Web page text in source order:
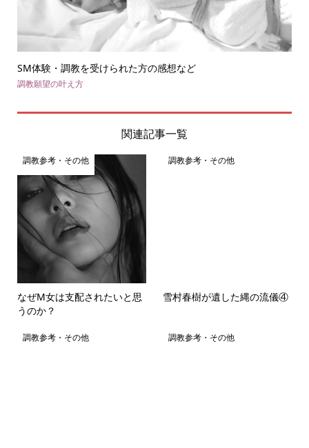
SM体験・調教を受けられた方の感想など
調教願望の叶え方
関連記事一覧
調教参考・その他
なぜM女は支配されたいと思
うのか？
調教参考・その他
雪村春樹が遺した縄の流儀④
調教参考・その他 調教参考・その他